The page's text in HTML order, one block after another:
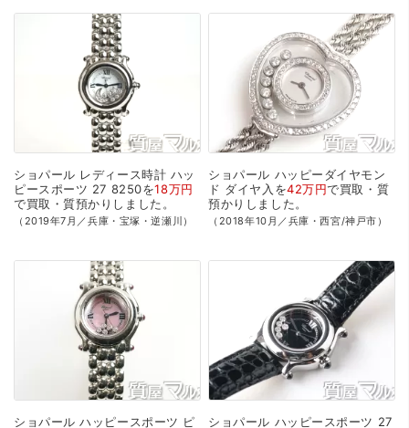
ショパール レディース時計 ハッ
ピースポーツ 27 8250を18万円
で買取・質預かり しました。
（2019年7月／兵庫・宝塚・逆瀬川）
ショパール ハッピーダイヤモン
ド ダイヤ入を42万円で買取・質
預かり しました。
（2018年10月／兵庫・西宮/神戸市）
ショパール ハッピースポーツ ピ ショパール ハッピースポーツ 27